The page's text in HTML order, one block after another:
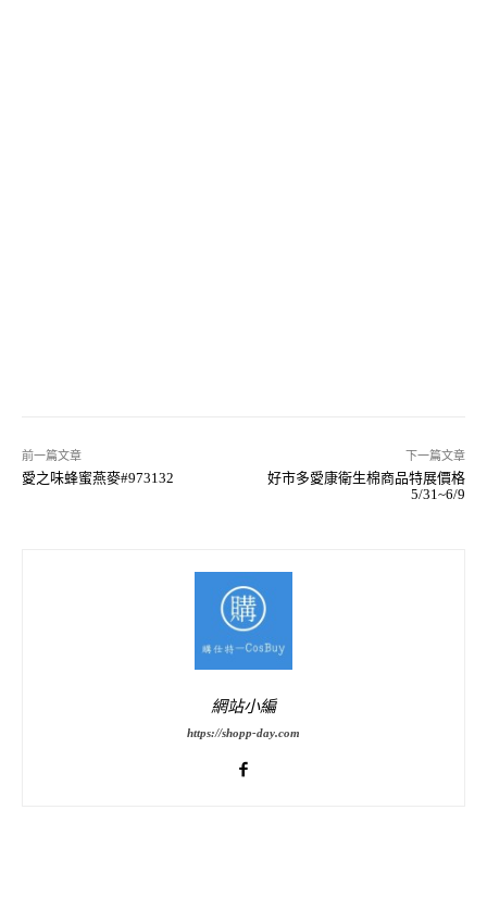
前一篇文章
愛之味蜂蜜燕麥#973132
下一篇文章
好市多愛康衛生棉商品特展價格
5/31~6/9
網站小編
https://shopp-day.com